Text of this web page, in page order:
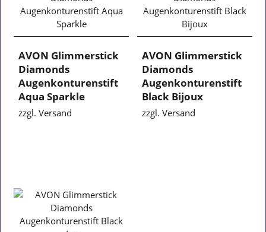
AVON Glimmerstick
Diamonds
Augenkonturenstift
Aqua Sparkle
zzgl. Versand
AVON Glimmerstick
Diamonds
Augenkonturenstift
Black Bijoux
zzgl. Versand